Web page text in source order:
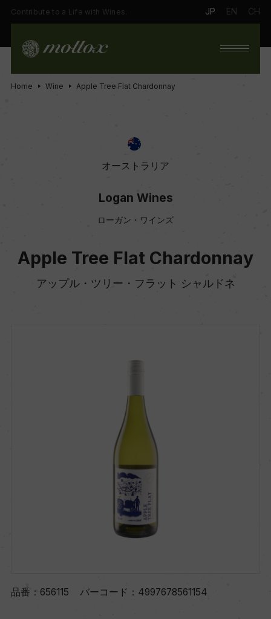
Contribute to a Life with Wines. JP EN CH
Home Wine Apple Tree Flat Chardonnay
オーストラリア
Logan Wines
ローガン・ワインズ
Apple Tree Flat Chardonnay
アップル・ツリー・フラット シャルドネ
品番： 656115 バーコード： 4997678561154